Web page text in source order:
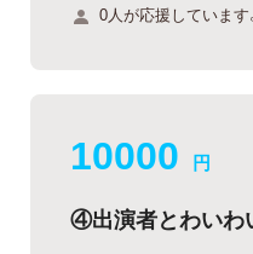
0人が応援しています
10000 円
④出演者とわいわ